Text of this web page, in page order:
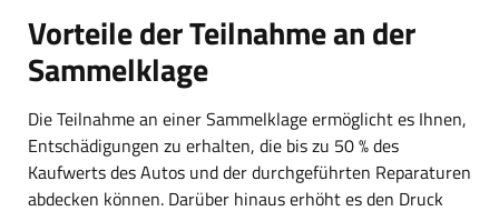
Vorteile der Teilnahme an der
Sammelklage
Die Teilnahme an einer Sammelklage ermöglicht es Ihnen,
Entschädigungen zu erhalten, die bis zu 50 % des
Kaufwerts des Autos und der durchgeführten Reparaturen
abdecken können. Darüber hinaus erhöht es den Druck